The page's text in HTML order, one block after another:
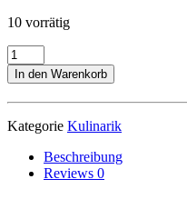
10 vorrätig
Bierkrug
König
Ludwig
0,5l
Menge
In den Warenkorb
Kategorie Kulinarik
Beschreibung
Reviews 0